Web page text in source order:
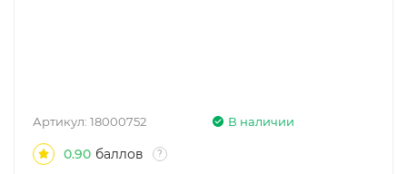
В наличии
Артикул: 18000752
0.90 баллов ?